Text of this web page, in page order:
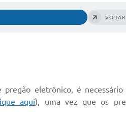
VOLTAR
eletrônico, é
aqui), uma vez que os